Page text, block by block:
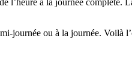
l’heure à la journée complète.
journée ou à la journée. Voilà